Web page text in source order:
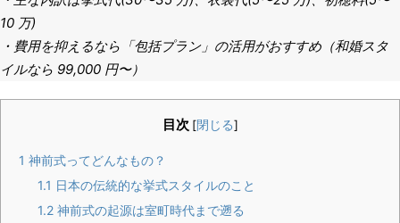
10 万)
・費用を抑えるなら「包括プラン」の活用がおすすめ（和婚スタ
イルなら 99,000 円〜）
目次 [閉じる]
1 神前式ってどんなもの？
1.1 日本の伝統的な挙式スタイルのこと
1.2 神前式の起源は室町時代まで遡る